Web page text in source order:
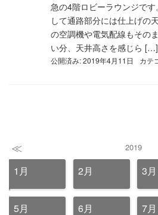
急の4階ロビーラウンジで
して通路部分には仕上げの
の空調機や電気配線もその
い分、天井高さを感じら […]
公開済み: 2019年4月11日 カテ
≪ 2019
1月 2月 3月
5月 6月 7月